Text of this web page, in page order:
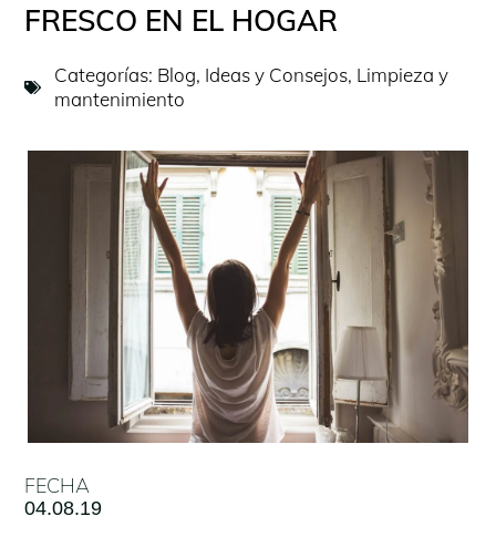
FRESCO EN EL HOGAR
Categorías: Blog, Ideas y Consejos, Limpieza y
mantenimiento
FECHA
04.08.19